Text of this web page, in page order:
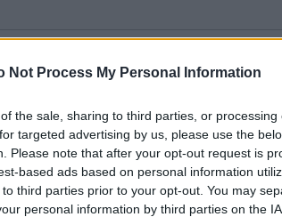
Not Process My Personal Information
the sale, sharing to third parties, or
targeted advertising by us, please use the
Please note that after your opt-out request is
based ads based on personal information
third parties prior to your opt-out. You may
personal information by third parties on the
l'archivio